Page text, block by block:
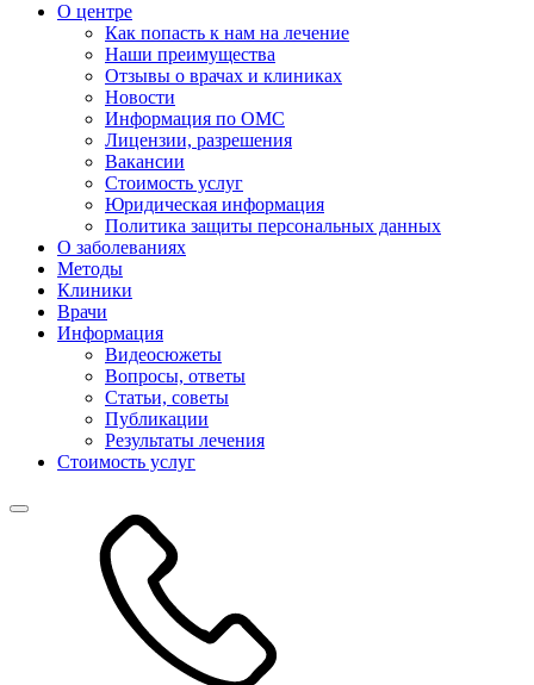
О центре
Как попасть к нам на лечение
Наши преимущества
Отзывы о врачах и клиниках
Новости
Информация по ОМС
Лицензии, разрешения
Вакансии
Стоимость услуг
Юридическая информация
Политика защиты персональных данных
О заболеваниях
Методы
Клиники
Врачи
Информация
Видеосюжеты
Вопросы, ответы
Статьи, советы
Публикации
Результаты лечения
Стоимость услуг